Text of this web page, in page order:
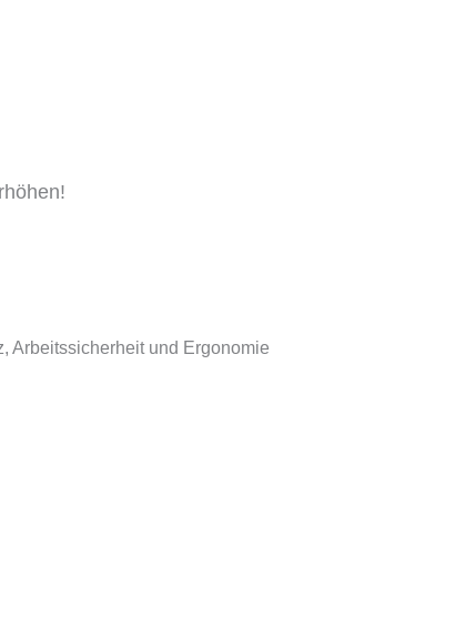
Arbeitssicherheit und Ergonomie